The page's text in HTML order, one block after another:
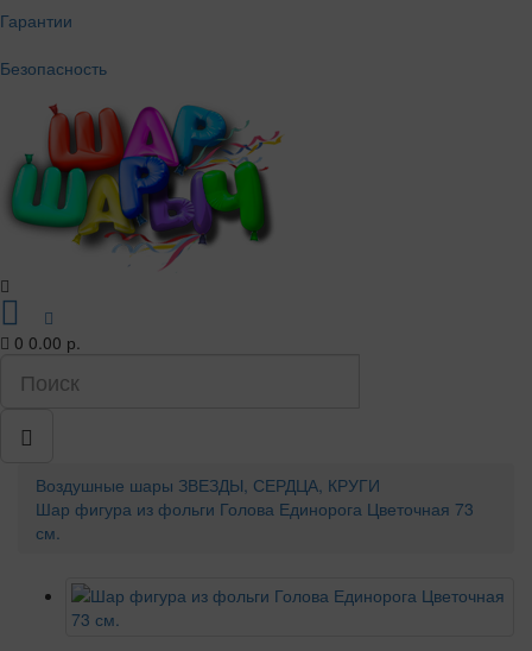
Гарантии
Безопасность
0 0.00 р.
Воздушные шары ЗВЕЗДЫ, СЕРДЦА, КРУГИ
Шар фигура из фольги Голова Единорога Цветочная 73
см.